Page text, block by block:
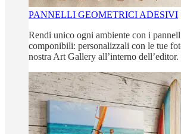
PANNELLI GEOMETRICI ADESIVI
Rendi unico ogni ambiente con i
componibili: personalizzali con le tue
nostra Art Gallery all’interno dell’editor.